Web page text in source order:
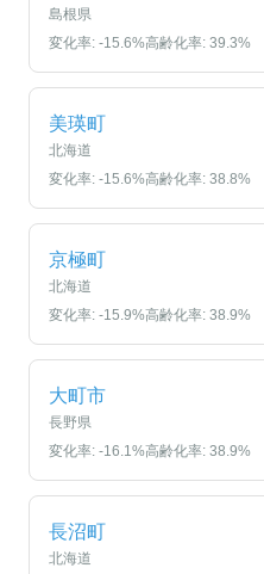
島根県
変化率: -15.6%高齢化率: 39.3%
美瑛町
北海道
変化率: -15.6%高齢化率: 38.8%
京極町
北海道
変化率: -15.9%高齢化率: 38.9%
大町市
長野県
変化率: -16.1%高齢化率: 38.9%
長沼町
北海道